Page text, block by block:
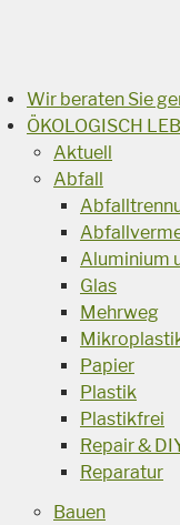
Wir beraten Sie
ÖKOLOGISCH
Aktuell
Abfall
Aluminium
Glas
Mehrweg
Papier
Plastik
Plastikfrei
Repair &
Reparatur
Bauen